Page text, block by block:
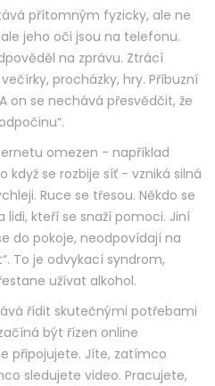
přítomným fyzicky, ale ne
jeho oči jsou na telefonu.
na zprávu. Ztrácí
procházky, hry. Příbuzní
on se nechává přesvědčit, že
omezen - například
když se rozbije síť - vzniká silná
Ruce se třesou. Někdo se
lidi, kteří se snaží pomoci. Jiní
do pokoje, neodpovídají na
To je odvykací syndrom,
užívat alkohol.
řídit skutečnými potřebami
být řízen online
připojujete. Jíte, zatímco
sledujete video. Pracujete,